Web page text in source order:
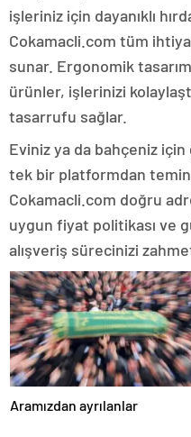
işleriniz için dayanıklı
Cokamacli.com tüm
sunar. Ergonomik
ürünler, işlerinizi
tasarrufu sağlar.
Eviniz ya da bahçeniz
tek bir platformdan
Cokamacli.com doğru
uygun fiyat politikası ve
alışveriş sürecinizi
Aramızdan ayrılanlar